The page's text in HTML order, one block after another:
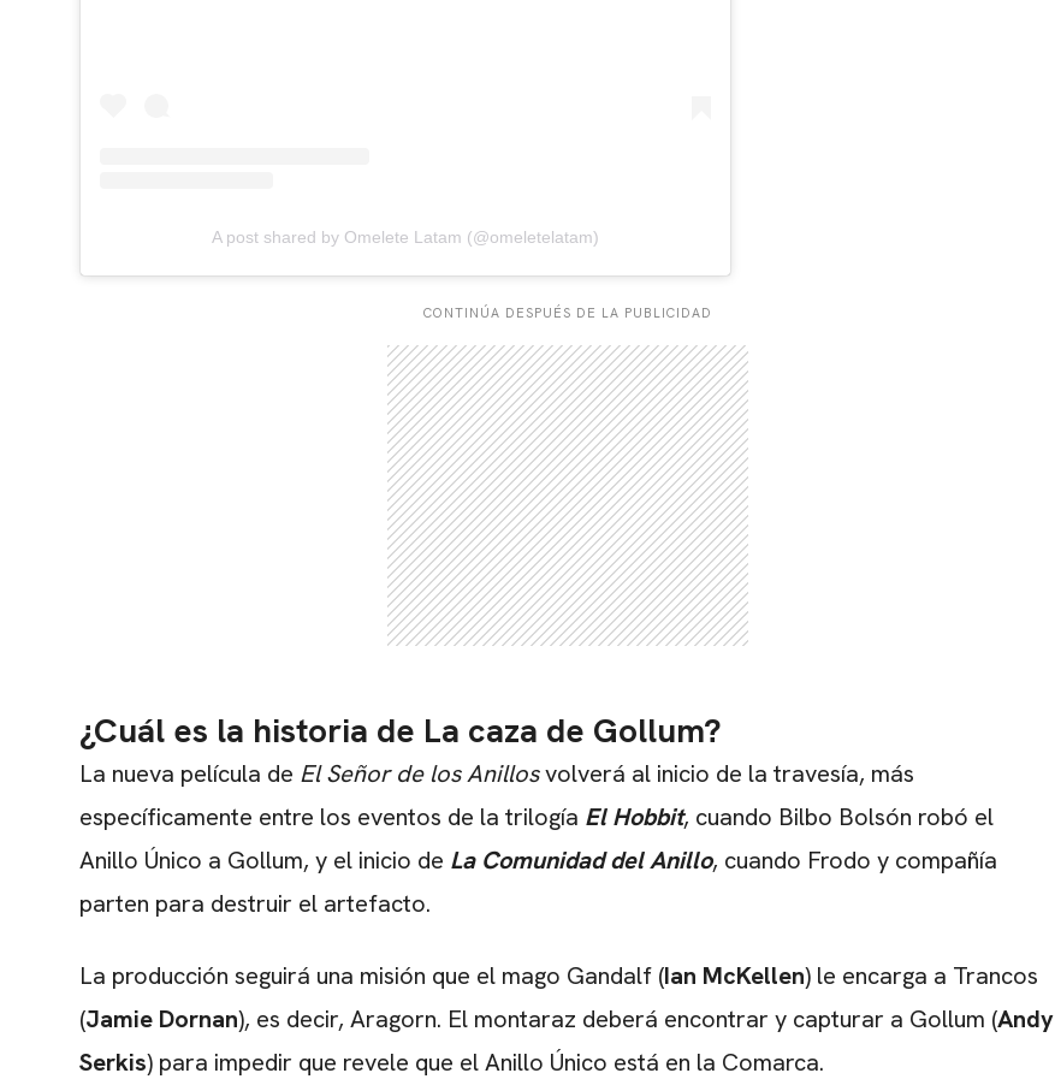
A post shared by Omelete Latam (@omeletelatam)
CONTINÚA DESPUÉS DE LA PUBLICIDAD
¿Cuál es la historia de La caza de Gollum?
La nueva película de El Señor de los Anillosvolverá al inicio de la travesía, más
específicamente entre los eventos de la trilogía El Hobbit, cuando Bilbo Bolsón robó el
Anillo Único a Gollum, y el inicio de La Comunidad del Anillo, cuando Frodo y compañía
parten para destruir el artefacto.
La producción seguirá una misión que el mago Gandalf (Ian McKellen) le encarga a Trancos
(Jamie Dornan), es decir, Aragorn. El montaraz deberá encontrar y capturar a Gollum (Andy
Serkis) para impedir que revele que el Anillo Único está en la Comarca.